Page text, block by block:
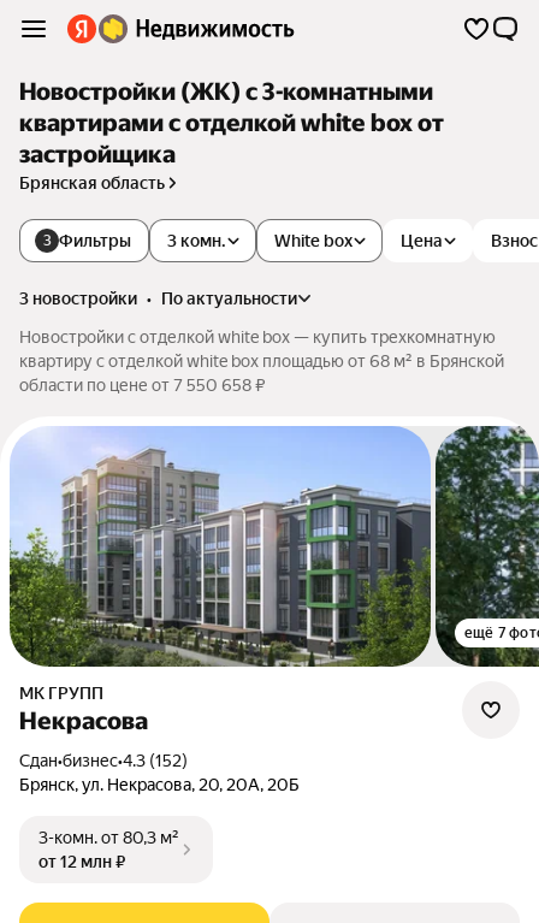
Новостройки (ЖК) с 3-комнатными
квартирами с отделкой white box от
застройщика
Брянская область
3 Фильтры Цена
3 комн. White box
3 новостройки •
по актуальности
Новостройки с отделкой white box — купить трехкомнатную
квартиру с отделкой white box площадью от 68 м² в Брянской
области по цене от 7 550 658 ₽
ещё 7
МК ГРУПП
Некрасова
Сдан•бизнес•4.3 (152)
Брянск, ул. Некрасова, 20, 20А, 20Б
3-комн.от 80,3 м²
от 12 млн ₽